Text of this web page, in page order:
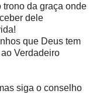
trono da graça onde
dele
que Deus tem
Verdadeiro
siga o conselho